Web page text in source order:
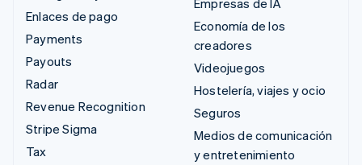
Enlaces de pago
Payments
Payouts
Radar
Revenue Recognition
Stripe Sigma
Tax
Empresas de IA
Economía de los
creadores
Videojuegos
Hostelería, viajes y ocio
Seguros
Medios de comunicación
y entretenimiento